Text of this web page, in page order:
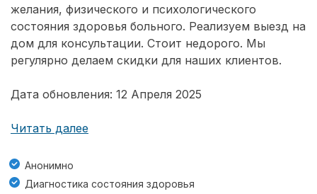
желания, физического и психологического
состояния здоровья больного. Реализуем выезд на
дом для консультации. Стоит недорого. Мы
регулярно делаем скидки для наших клиентов.
Дата обновления: 12 Апреля 2025
Читать далее
Анонимно
Диагностика состояния здоровья